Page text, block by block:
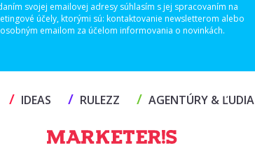
svojej emailovej adresy súhlasím s jej spracovaním na
účely, ktorými sú: kontaktovanie newsletterom alebo
osobným emailom za účelom informovania o novinkách.
/ IDEAS / RULEZZ / AGENTÚRY & ĽUDIA